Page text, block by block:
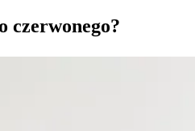
czerwonego?